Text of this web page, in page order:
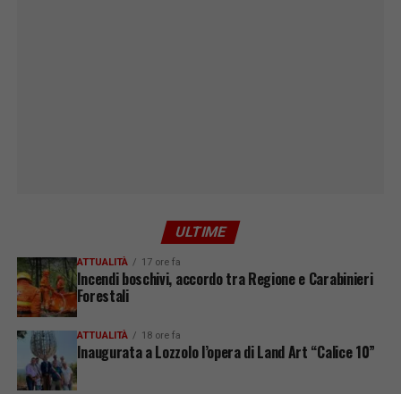
ULTIME
ATTUALITÀ 17 ore fa
Incendi boschivi, accordo tra Regione e Carabinieri
Forestali
ATTUALITÀ 18 ore fa
Inaugurata a Lozzolo l’opera di Land Art “Calice 10”